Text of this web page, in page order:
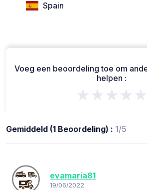
Spain
Voeg een beoordeling toe om
helpen :
★★★★★
Gemiddeld (1 Beoordeling) : 1/5
evamaria81
19/06/2022